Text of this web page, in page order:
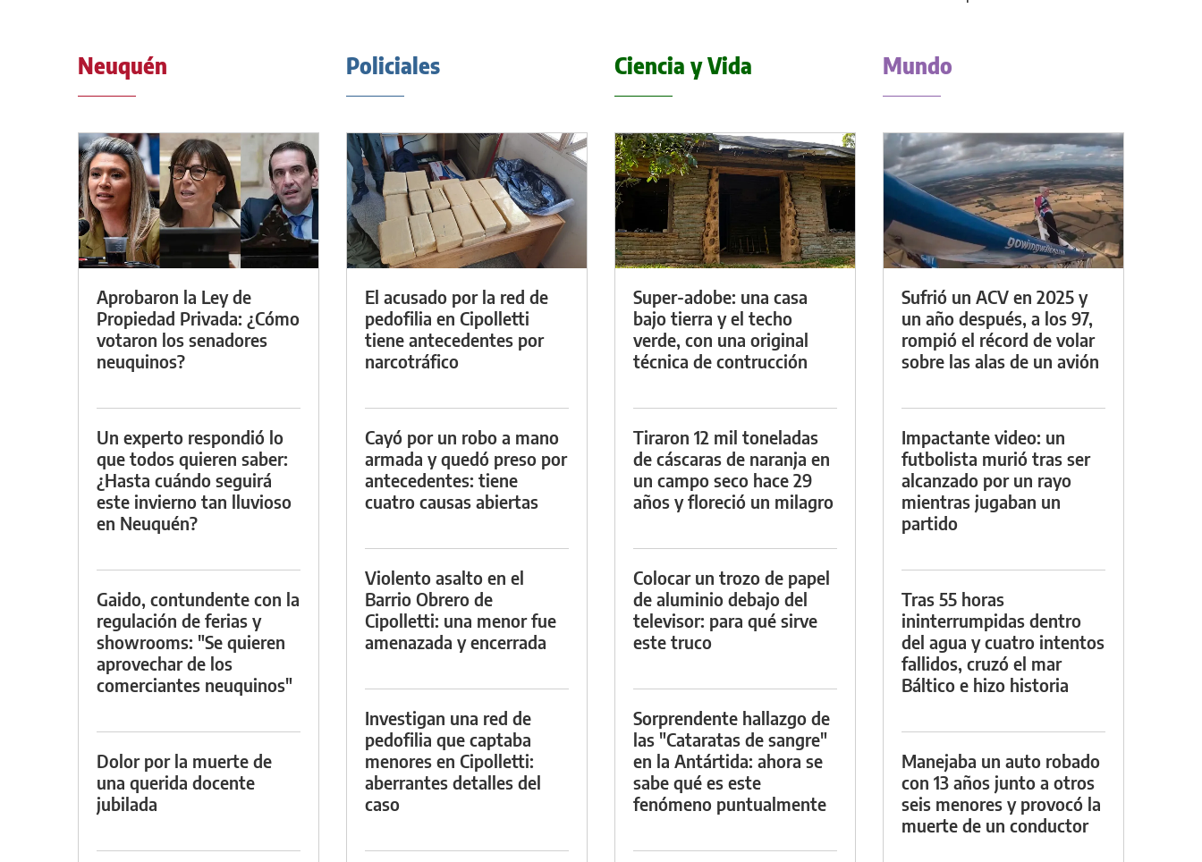
Neuquén
Aprobaron la Ley de
Propiedad Privada: ¿Cómo
votaron los senadores
neuquinos?
Un experto respondió lo
que todos quieren saber:
¿Hasta cuándo seguirá
este invierno tan lluvioso
en Neuquén?
Gaido, contundente con la
regulación de ferias y
showrooms: "Se quieren
aprovechar de los
comerciantes neuquinos"
Dolor por la muerte de
una querida docente
jubilada
Policiales
El acusado por la red de
pedofilia en Cipolletti
tiene antecedentes por
narcotráfico
Cayó por un robo a mano
armada y quedó preso por
antecedentes: tiene
cuatro causas abiertas
Violento asalto en el
Barrio Obrero de
Cipolletti: una menor fue
amenazada y encerrada
Investigan una red de
pedofilia que captaba
menores en Cipolletti:
aberrantes detalles del
caso
Ciencia y Vida
Super-adobe: una casa
bajo tierra y el techo
verde, con una original
técnica de contrucción
Tiraron 12 mil toneladas
de cáscaras de naranja en
un campo seco hace 29
años y floreció un milagro
Colocar un trozo de papel
de aluminio debajo del
televisor: para qué sirve
este truco
Sorprendente hallazgo de
las "Cataratas de sangre"
en la Antártida: ahora se
sabe qué es este
fenómeno puntualmente
Mundo
Sufrió un ACV en 2025 y
un año después, a los 97,
rompió el récord de volar
sobre las alas de un avión
Impactante video: un
futbolista murió tras ser
alcanzado por un rayo
mientras jugaban un
partido
Tras 55 horas
ininterrumpidas dentro
del agua y cuatro intentos
fallidos, cruzó el mar
Báltico e hizo historia
Manejaba un auto robado
con 13 años junto a otros
seis menores y provocó la
muerte de un conductor